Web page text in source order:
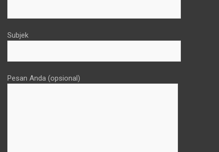
Subjek
Pesan Anda (opsional)